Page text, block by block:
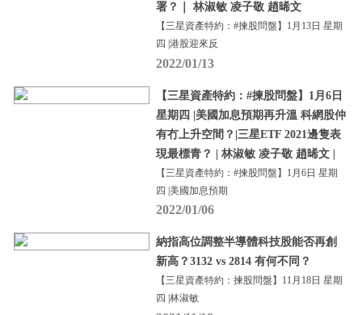
署？｜ 林淑敏 凌子敬 趙晞文
【三星資產特約：#揀股問盤】1月13日 星期
四 |港股迎來反
2022/01/13
【三星資產特約：#揀股問盤】1月6日
星期四 |美國加息預期再升溫 科網股仲
有冇上升空間？|三星ETF 2021邊隻表
現最標青？ | 林淑敏 凌子敬 趙晞文 |
【三星資產特約：#揀股問盤】1月6日 星期
四 |美國加息預期
2022/01/06
納指高位調整半導體科技股能否再創
新高？3132 vs 2814 有何不同？
【三星資產特約：揀股問盤】11月18日 星期
四 |林淑敏